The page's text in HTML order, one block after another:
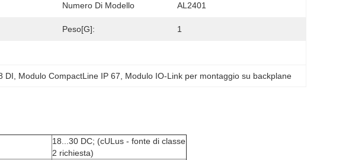
Numero Di Modello AL2401
Peso[g]: 1
DI Modulo CompactLine IP 67 Modulo IO-Link per montaggio su backplane
18...30 DC; (cULus - fonte di classe
2 richiesta)